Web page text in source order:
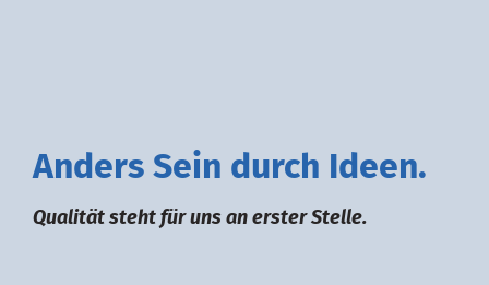
Anders Sein durch deen.
Qualität steht für uns an erster Stelle.